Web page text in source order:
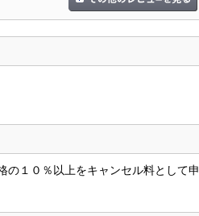
の１０％以上をキャンセル料として申